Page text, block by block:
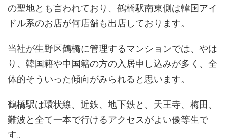
の聖地とも言われており、鶴橋駅南東側は韓国アイ
ドル系のお店が何店舗も出店しております。
当社が生野区鶴橋に管理するマンションでは、やは
り、韓国籍や中国籍の方の入居申し込みが多く、全
体的そういった傾向がみられると思います。
鶴橋駅は環状線、近鉄、地下鉄と、天王寺、梅田、
難波と全て一本で行けるアクセスがよい優等生で
す。